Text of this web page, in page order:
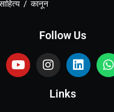
/ कानून
Follow Us
Links